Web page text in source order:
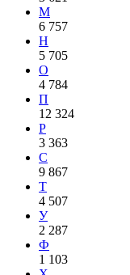
М
6 757
Н
5 705
О
4 784
П
12 324
Р
3 363
С
9 867
Т
4 507
У
2 287
Ф
1 103